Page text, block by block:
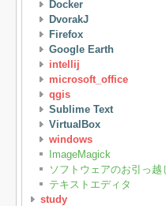
Docker
DvorakJ
Firefox
Google Earth
intellij
microsoft_office
qgis
Sublime Text
VirtualBox
windows
ImageMagick
ソフトウェアのお引っ越
テキストエディタ
study